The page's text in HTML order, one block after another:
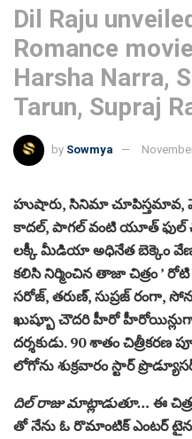
Dil Raju
Romance
Harsha Narra,
Tarun, Supraj
by Sowmya
హుషారు, సినిమా చూపిస్తమావ,
కాదల్, పాగల్ వంటి యూత్ ఫుల్
లక్కీ మీడియా అధినేత బెక్కెం
కలిసి నిర్మించిన తాజా చిత్రం ’
సరోజ్, తరుణ్, సుప్రజ్ రంగా,
ఖుష్బూ చౌదరి హీరో హీరోయిన్లుగా
దర్శకుడు. 90 శాతం చిత్రీకరణ
లోగోను శుక్రవారం స్టార్
దిల్ రాజు మాట్లాడుతూ… ఈ
తో నేను ఓ రొమాంటిక్ ఎంటర్